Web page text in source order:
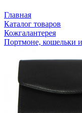
Главная
Каталог товаров
Кожгалантерея
Портмоне, кошельки